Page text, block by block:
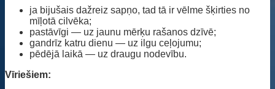
ja bijušais dažreiz sapņo, tad tā ir vēlme šķirties no
mīļotā cilvēka;
pastāvīgi — uz jaunu mērķu rašanos dzīvē;
gandrīz katru dienu — uz ilgu ceļojumu;
pēdējā laikā — uz draugu nodevību.
Vīriešiem: